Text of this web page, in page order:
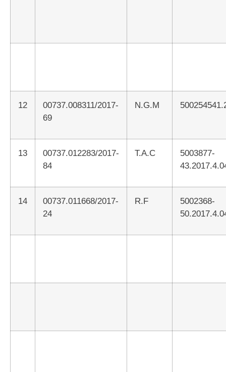
12
00737.008311/2017-
69
N.G.M
13
00737.012283/2017-
84
T.A.C
5003877-
14
00737.011668/2017-
24
R.F
5002368-